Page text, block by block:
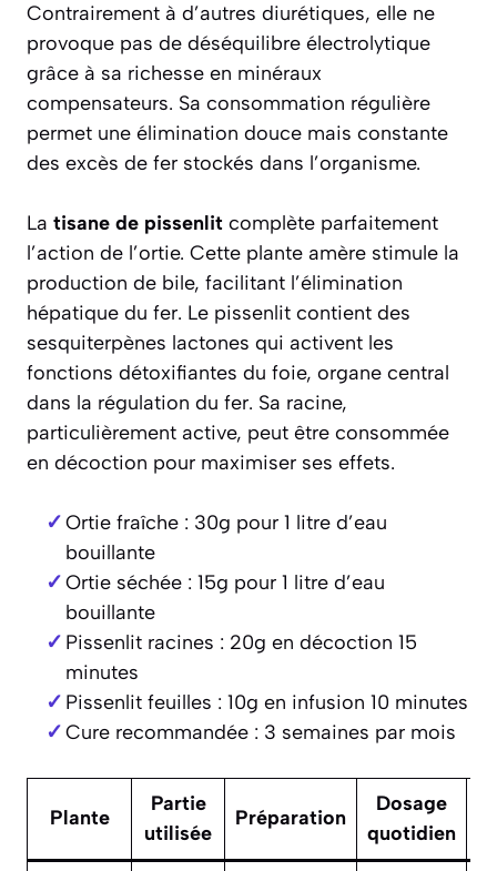
Contrairement à d’autres diurétiques, elle ne
provoque pas de déséquilibre électrolytique
grâce à sa richesse en minéraux
compensateurs. Sa consommation régulière
permet une élimination douce mais constante
des excès de fer stockés dans l’organisme.
La tisane de pissenlit complète parfaitement
l’action de l’ortie. Cette plante amère stimule la
production de bile, facilitant l’élimination
hépatique du fer. Le pissenlit contient des
sesquiterpènes lactones qui activent les
fonctions détoxifiantes du foie, organe central
dans la régulation du fer. Sa racine,
particulièrement active, peut être consommée
en décoction pour maximiser ses effets.
Ortie fraîche : 30g pour 1 litre d’eau
bouillante
Ortie séchée : 15g pour 1 litre d’eau
bouillante
Pissenlit racines : 20g en décoction 15
minutes
Pissenlit feuilles : 10g en infusion 10 minutes
Cure recommandée : 3 semaines par mois
Plante
Partie
utilisée
Préparation
Dosage
quotidien